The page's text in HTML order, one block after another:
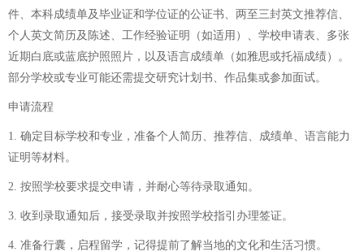
件、本科成绩单及毕业证和学位证的公证书、两至三封英文推荐信、
个人英文简历及陈述、工作经验证明（如适用）、学校申请表、多张
近期白底或蓝底护照照片，以及语言成绩单（如雅思或托福成绩）。
部分学校或专业可能还需提交研究计划书、作品集或参加面试。
申请流程
1. 确定目标学校和专业，准备个人简历、推荐信、成绩单、语言能力
证明等材料。
2. 按照学校要求提交申请，并耐心等待录取通知。
3. 收到录取通知后，接受录取并按照学校指引办理签证。
4. 准备行囊，启程留学，记得提前了解当地的文化和生活习惯。